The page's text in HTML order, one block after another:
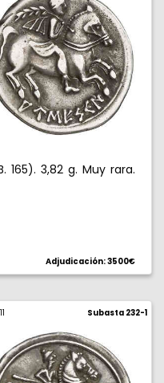
165). 3,82 g. Muy rara.
Adjudicación: 3500€
Subasta 232-1